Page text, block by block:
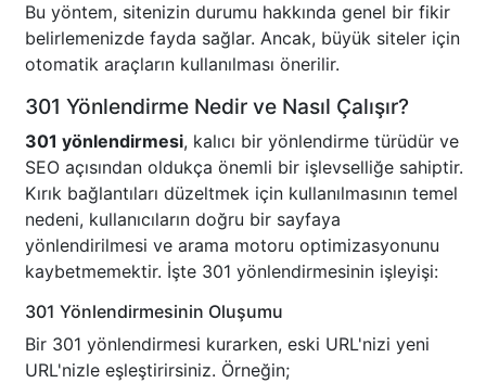
Bu yöntem, sitenizin durumu hakkında genel bir fikir
belirlemenizde fayda sağlar. Ancak, büyük siteler için
otomatik araçların kullanılması önerilir.
301 Yönlendirme Nedir ve Nasıl Çalışır?
301 yönlendirmesi, kalıcı bir yönlendirme türüdür ve
SEO açısından oldukça önemli bir işlevselliğe sahiptir.
Kırık bağlantıları düzeltmek için kullanılmasının temel
nedeni, kullanıcıların doğru bir sayfaya
yönlendirilmesi ve arama motoru optimizasyonunu
kaybetmemektir. İşte 301 yönlendirmesinin işleyişi:
301 Yönlendirmesinin Oluşumu
Bir 301 yönlendirmesi kurarken, eski URL'nizi yeni
URL'nizle eşleştirirsiniz. Örneğin;